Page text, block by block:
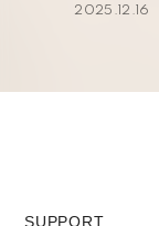
2025.12.16
SUPPORT